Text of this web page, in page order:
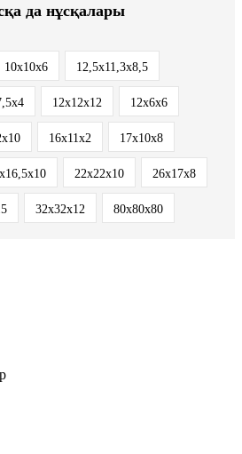
да нұсқалары
10х10х6 12,5x11,3x8,5
12х12х12 12х6х6
16x11x2 17х10х8
22x22x10 26х17х8
32х32х12 80х80х80